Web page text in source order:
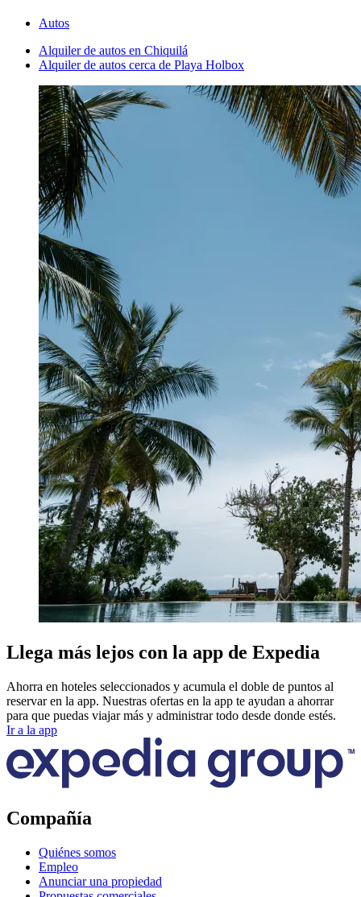
Autos
Alquiler de autos en Chiquilá
Alquiler de autos cerca de Playa Holbox
Llega más lejos con la app de Expedia
Ahorra en hoteles seleccionados y acumula el doble de puntos al
reservar en la app. Nuestras ofertas en la app te ayudan a ahorrar
para que puedas viajar más y administrar todo desde donde estés.
Ir a la app
Compañía
Quiénes somos
Empleo
Anunciar una propiedad